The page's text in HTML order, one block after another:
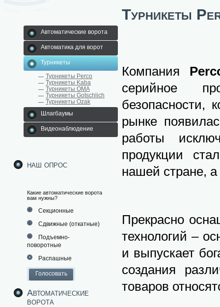
Автоматические ворота
Автоматика для ворот
Турникеты
Турникеты Perco
Турникеты Kaba
Турникеты ОМА
Турникеты Gotschlich
Турникеты Ozak
Шлагбаумы
Видеонаблюдение
наш опрос
Какие автоматические ворота
вам нужны?
Секционные
Сдвижные (откатные)
Подъемно-
поворотные
Распашные
Автоматические
ворота
Турникеты
Компания
серийное
безопасности,
рынке
работы
продукции
нашей стране,
Прекрасно
технологий –
и выпускает
создания
товаров